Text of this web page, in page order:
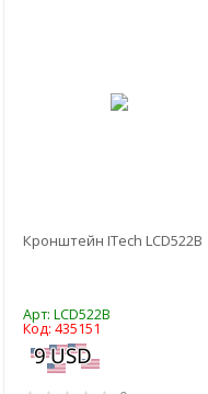
Кронштейн ITech LCD522B
Арт: LCD522B
Код: 435151